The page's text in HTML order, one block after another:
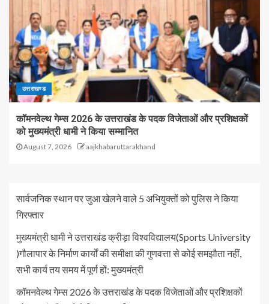
उत्तराखण्ड
कॉमनवेल्थ गेम्स 2026 के उत्तराखंड के पदक विजेताओं और प्रशिक्षकों
को मुख्यमंत्री धामी ने किया सम्मानित
August 7, 2026 aajkhabaruttarakhand
सार्वजनिक स्थान पर जुआ खेलने वाले 5 अभियुक्तों को पुलिस ने किया
गिरफ्तार
मुख्यमंत्री धामी ने उत्तराखंड क्रीड़ा विश्वविद्यालय(Sports University
)गौलापार के निर्माण कार्यों की समीक्षा की गुणवत्ता से कोई समझौता नहीं,
सभी कार्य तय समय में पूर्ण हों: मुख्यमंत्री
कॉमनवेल्थ गेम्स 2026 के उत्तराखंड के पदक विजेताओं और प्रशिक्षकों